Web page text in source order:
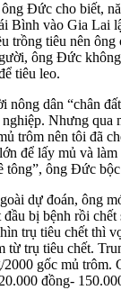
Đức cho biết,
Bình vào Gia Lai
trồng tiêu nên ông
ông Đức
tiêu leo.
nông dân “chân
Nhưng qua
trôm nên tôi đã
để lấy mủ và làm
tông”, ông Đức bộc
dự đoán, ông
bị bệnh rồi
trụ tiêu chết thì
từ trụ tiêu chết.
gốc mủ trôm.
đồng-